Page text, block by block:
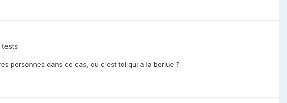
personnes dans ce cas, ou c'est toi qui a la berlue ?